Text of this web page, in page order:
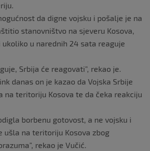
da digne vojsku i pošalje je na
stanovništvo na sjeveru Kosova,
u narednih 24 sata reaguje
Srbija će reagovati”, rekao je.
danas on je kazao da Vojska Srbije
na teritoriju Kosova te da čeka reakciju
borbenu gotovost, a ne vojsku i
ušla na teritoriju Kosova zbog
rekao je Vučić.